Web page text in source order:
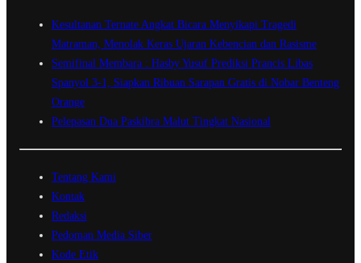
Kesultanan Ternate Angkat Bicara Menyikapi Tragedi
Matraman, Menolak Keras Ujaran Kebencian dan Rasisme
Semifinal Membara : Hasby Yusuf Prediksi Prancis Libas
Spanyol 3-1, Siapkan Ribuan Sarapan Gratis di Nobar Benteng
Orange
Pelepasan Dua Paskibra Malut Tingkat Nasional
Tentang Kami
Kontak
Redaksi
Pedoman Media Siber
Kode Etik